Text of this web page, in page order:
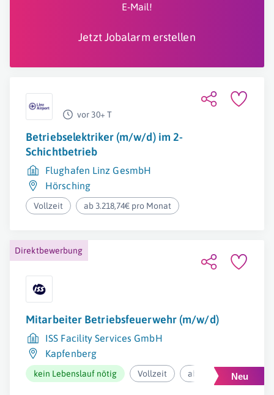
E-Mail!
Jetzt Jobalarm erstellen
vor 30+ T
Betriebselektriker (m/w/d) im 2-
Schichtbetrieb
Flughafen Linz GesmbH
Hörsching
Vollzeit ab 3.218,74€ pro Monat
Direktbewerbung
Mitarbeiter Betriebsfeuerwehr (m/w/d)
ISS Facility Services GmbH
Kapfenberg
kein Lebenslauf nötig Vollzeit ab 2.970€ pro Monat